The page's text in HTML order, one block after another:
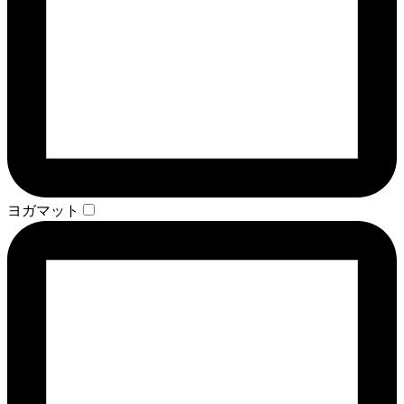
ヨガマット